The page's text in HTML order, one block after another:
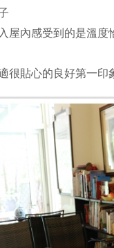
屋內感受到的是溫
很貼心的良好第一印